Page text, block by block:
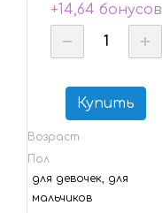
+14,64 бонусов
Купить
Возраст
Пол
для девочек, для
мальчиков